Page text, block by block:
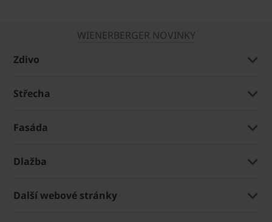
WIENERBERGER NOVINKY
Zdivo
Střecha
Fasáda
Dlažba
Další webové stránky